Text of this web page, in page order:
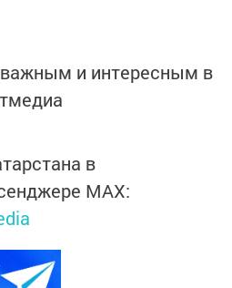
и интересным в
в
MАХ: